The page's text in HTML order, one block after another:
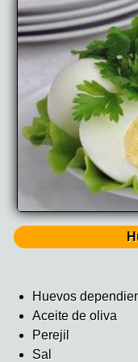
Huevos
Aceite de oliva
Perejil
Sal